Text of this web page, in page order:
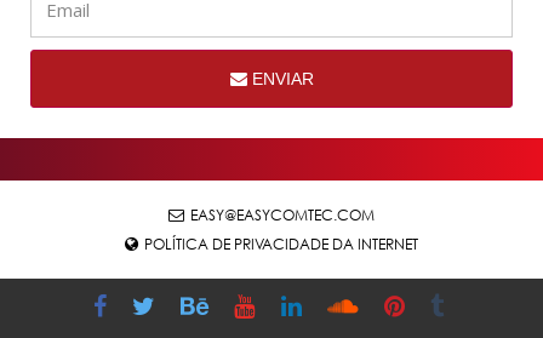
ENVIAR
EASY@EASYCOMTEC.COM
POLÍTICA DE PRIVACIDADE DA INTERNET